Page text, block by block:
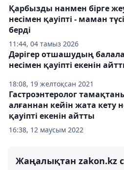
11:44, 04 тамыз 2026
Қарбызды нанмен бірге
несімен қауіпті - маман
берді
18:08, 19 желтоқсан 2021
Дәрігер отшашудың
несімен қауіпті екенін
16:38, 12 маусым 2022
Гастроэнтеролог
алғаннан кейін жата кету
қауіпті екенін айтты
Жаңалықтан zakon.kz